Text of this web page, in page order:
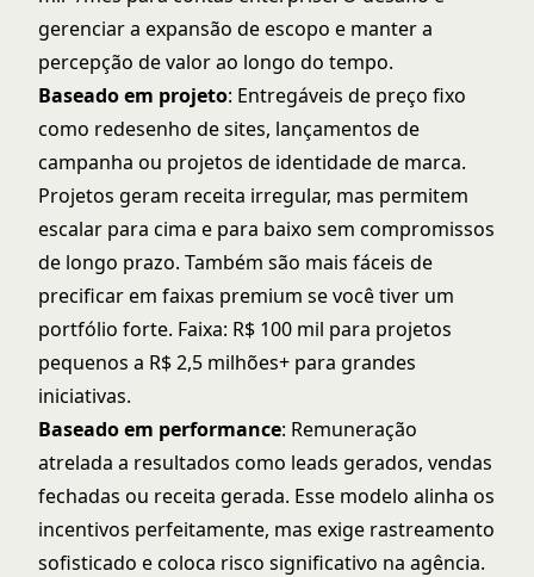
gerenciar a expansão de escopo e manter a
percepção de valor ao longo do tempo.
Baseado em projeto: Entregáveis de preço fixo
como redesenho de sites, lançamentos de
campanha ou projetos de identidade de marca.
Projetos geram receita irregular, mas permitem
escalar para cima e para baixo sem compromissos
de longo prazo. Também são mais fáceis de
precificar em faixas premium se você tiver um
portfólio forte. Faixa: R$ 100 mil para projetos
pequenos a R$ 2,5 milhões+ para grandes
iniciativas.
Baseado em performance: Remuneração
atrelada a resultados como leads gerados, vendas
fechadas ou receita gerada. Esse modelo alinha os
incentivos perfeitamente, mas exige rastreamento
sofisticado e coloca risco significativo na agência.